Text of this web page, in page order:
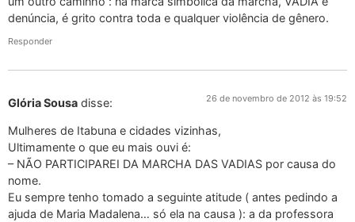
denúncia, é grito contra toda e qualquer violência de gênero.
Responder
Glória Sousa disse: 26 de novembro de 2012 às 19:52
Mulheres de Itabuna e cidades vizinhas,
Ultimamente o que eu mais ouvi é:
– NÃO PARTICIPAREI DA MARCHA DAS VADIAS por causa do
nome.
Eu sempre tenho tomado a seguinte atitude ( antes pedindo a
ajuda de Maria Madalena… só ela na causa ): a da professora